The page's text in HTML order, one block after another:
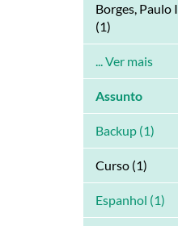
Borges,
(1)
... Ver mais
Assunto
Backup (1)
Curso (1)
Espanhol (1)